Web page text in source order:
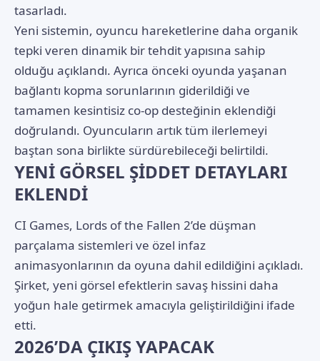
tasarladı.
Yeni sistemin, oyuncu hareketlerine daha organik
tepki veren dinamik bir tehdit yapısına sahip
olduğu açıklandı. Ayrıca önceki oyunda yaşanan
bağlantı kopma sorunlarının giderildiği ve
tamamen kesintisiz co-op desteğinin eklendiği
doğrulandı. Oyuncuların artık tüm ilerlemeyi
baştan sona birlikte sürdürebileceği belirtildi.
YENİ GÖRSEL ŞİDDET DETAYLARI
EKLENDİ
CI Games, Lords of the Fallen 2’de düşman
parçalama sistemleri ve özel infaz
animasyonlarının da oyuna dahil edildiğini açıkladı.
Şirket, yeni görsel efektlerin savaş hissini daha
yoğun hale getirmek amacıyla geliştirildiğini ifade
etti.
2026’DA ÇIKIŞ YAPACAK